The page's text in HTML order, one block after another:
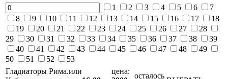
1 2 3 4 5 6
7
8
9 10 11 12 13 14 15 16 17
18
19
20 21 22 23 24 25 26 27
28
29
30 31 32 33 34 35 36 37 38
39
40
41 42 43 44 45 46 47 48
49
50
51 52
53
Гладиаторы Рима.или
цена:
осталось